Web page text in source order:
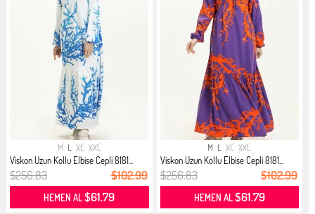
M L XL XXL
Viskon Uzun Kollu Elbise Cepli 8181...
$256.83 $102.99
HEMEN AL$61.79
M L XL XXL
Viskon Uzun Kollu Elbise Cepli 8181...
$256.83 $102.99
HEMEN AL$61.79